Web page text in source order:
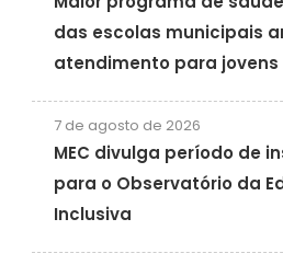
das escolas municipais
atendimento para jovens
7 de agosto de 2026
MEC divulga período de
para o Observatório da
Inclusiva